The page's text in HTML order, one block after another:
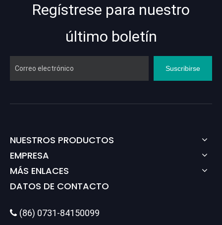
Regístrese para nuestro
último boletín
Suscribirse
NUESTROS PRODUCTOS
EMPRESA
MÁS ENLACES
DATOS DE CONTACTO
 (86) 0731-84150099